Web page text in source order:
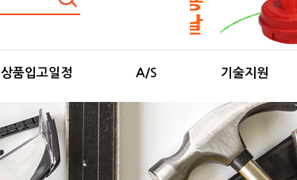
상품입고일정 A/S 기술지원